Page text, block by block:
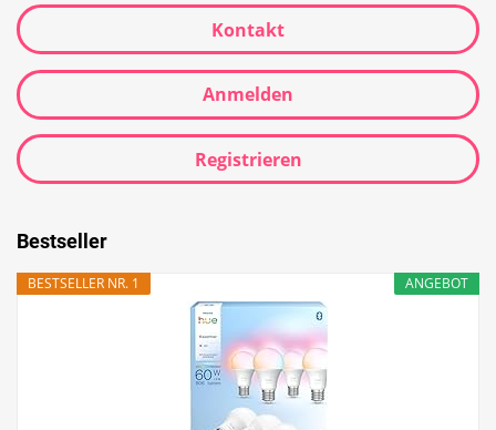
Kontakt
Anmelden
Registrieren
Bestseller
ANGEBOT
BESTSELLER NR. 1